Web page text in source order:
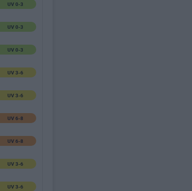
UV 0-3
UV 0-3
UV 0-3
UV 3-6
UV 3-6
UV 6-8
UV 6-8
UV 3-6
UV 3-6